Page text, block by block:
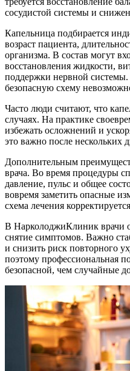
сосудистой системы и
Капельница подбирается
возраст пациента,
организма. В состав могут
восстановления жидкости,
поддержки нервной системы.
безопасную схему
Часто люди считают, что
случаях. На практике
избежать осложнений и
это важно после нескольких
Дополнительным
врача. Во время процедуры
давление, пульс и общее
вовремя заметить опасные
схема лечения
В НарколоджиКлиник врачи
снятие симптомов. Важно
и снизить риск повторного
поэтому профессиональная
безопасной, чем случайные